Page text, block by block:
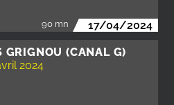
90 mn 17/04/2024
GRIGNOU (CANAL G)
2024